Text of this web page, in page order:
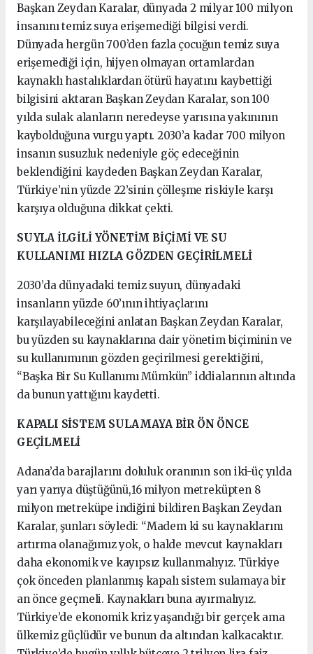
Başkan Zeydan Karalar, dünyada 2 milyar 100 milyon
insanını temiz suya erişemediği bilgisi verdi.
Dünyada hergün 700’den fazla çocuğun temiz suya
erişemediği için, hijyen olmayan ortamlardan
kaynaklı hastalıklardan ötürü hayatını kaybettiği
bilgisini aktaran Başkan Zeydan Karalar, son 100
yılda sulak alanların neredeyse yarısına yakınının
kaybolduğuna vurgu yaptı. 2030’a kadar 700 milyon
insanın susuzluk nedeniyle göç edeceğinin
beklendiğini kaydeden Başkan Zeydan Karalar,
Türkiye’nin yüzde 22’sinin çölleşme riskiyle karşı
karşıya olduğuna dikkat çekti.
SUYLA İLGİLİ YÖNETİM BİÇİMİ VE SU
KULLANIMI HIZLA GÖZDEN GEÇİRİLMELİ
2030’da dünyadaki temiz suyun, dünyadaki
insanların yüzde 60’ının ihtiyaçlarını
karşılayabileceğini anlatan Başkan Zeydan Karalar,
bu yüzden su kaynaklarına dair yönetim biçiminin ve
su kullanımının gözden geçirilmesi gerektiğini,
“Başka Bir Su Kullanımı Mümkün” iddialarının altında
da bunun yattığını kaydetti.
KAPALI SİSTEM SULAMAYA BİR ÖN ÖNCE
GEÇİLMELİ
Adana’da barajlarını doluluk oranının son iki-üç yılda
yarı yarıya düştüğünü,16 milyon metreküpten 8
milyon metreküpe indiğini bildiren Başkan Zeydan
Karalar, şunları söyledi: “Madem ki su kaynaklarını
artırma olanağımız yok, o halde mevcut kaynakları
daha ekonomik ve kayıpsız kullanmalıyız. Türkiye
çok önceden planlanmış kapalı sistem sulamaya bir
an önce geçmeli. Kaynakları buna ayırmalıyız.
Türkiye’de ekonomik kriz yaşandığı bir gerçek ama
ülkemiz güçlüdür ve bunun da altından kalkacaktır.